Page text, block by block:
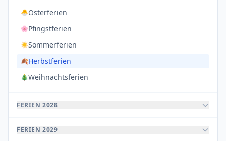
🐣Osterferien
🌸Pfingstferien
☀️Sommerferien
🍂Herbstferien
🎄Weihnachtsferien
FERIEN 2028
FERIEN 2029